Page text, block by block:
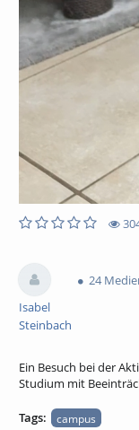
views
Kommentare
Isabel
Steinbach
24
Ein Besuch bei der
Studium mit
Tags: campus